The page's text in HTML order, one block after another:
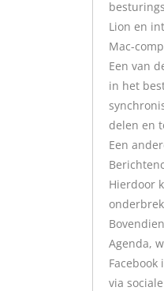
Lion en
Mac-
Een van
in het
delen en
Een
Hierdoor
Agenda,
via